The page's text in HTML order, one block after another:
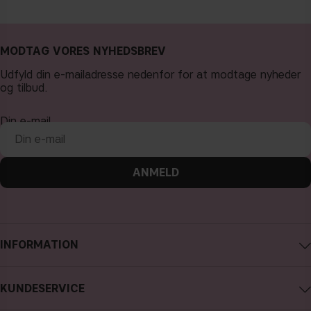
INFORMATION
KUNDESERVICE
MODTAG VORES NYHEDSBREV
Udfyld din e-mailadresse nedenfor for at modtage nyheder
og tilbud.
Din e-mail
ANMELD